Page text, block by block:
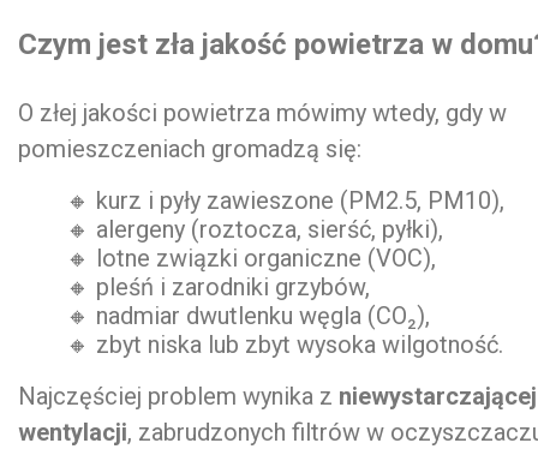
Czym jest zła jakość powietrza w
O złej jakości powietrza mówimy wtedy, gdy w
pomieszczeniach gromadzą się:
🔸 kurz i pyły zawieszone (PM2.5, PM10),
🔸 alergeny (roztocza, sierść, pyłki),
🔸 lotne związki organiczne (VOC),
🔸 pleśń i zarodniki grzybów,
🔸 nadmiar dwutlenku węgla (CO₂),
🔸 zbyt niska lub zbyt wysoka wilgotność.
Najczęściej problem wynika z niewystarczającej
wentylacji, zabrudzonych filtrów w